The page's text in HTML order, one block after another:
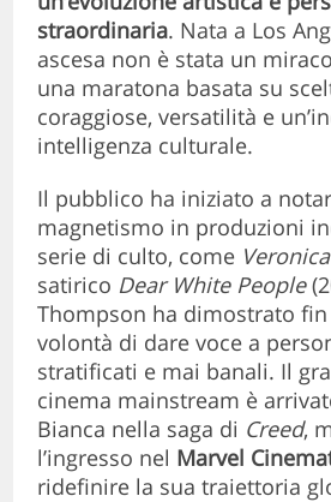
straordinaria. Nata a Los
ascesa non è stata un
una maratona basata su
coraggiose, versatilità e
intelligenza culturale.
Il pubblico ha iniziato a
magnetismo in produzioni
serie di culto, come
satirico Dear White People
Thompson ha dimostrato
volontà di dare voce a
stratificati e mai banali. Il
cinema mainstream è
Bianca nella saga di Creed,
l’ingresso nel Marvel
ridefinire la sua traiettoria